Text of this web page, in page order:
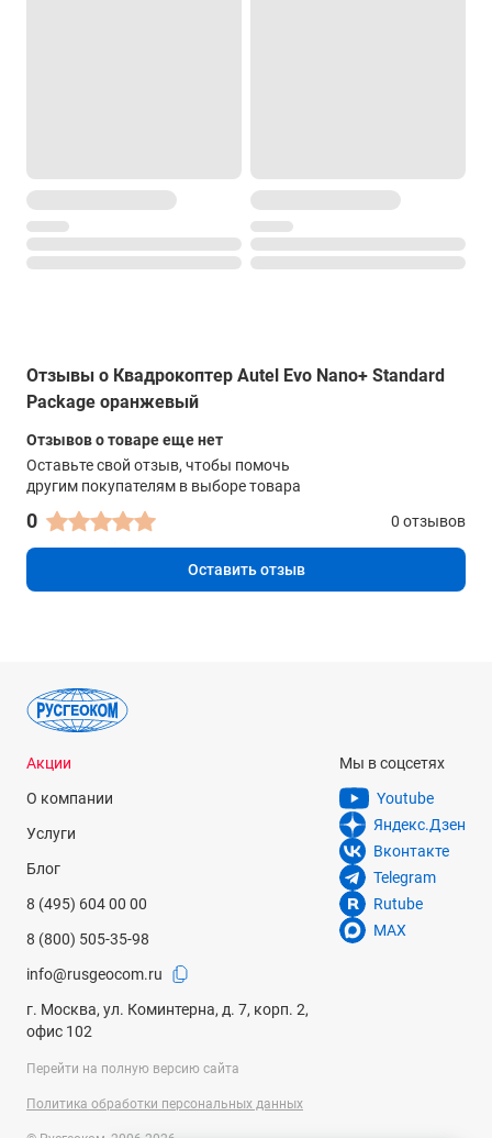
Отзывы о Квадрокоптер Autel Evo Nano+ Standard
Package оранжевый
Отзывов о товаре еще нет
Оставьте свой отзыв, чтобы помочь
другим покупателям в выборе товара
0 0 отзывов
Оставить отзыв
Акции
О компании
Услуги
Блог
8 (495) 604 00 00
8 (800) 505-35-98
info@rusgeocom.ru
г. Москва, ул. Коминтерна, д. 7, корп. 2,
офис 102
Мы в соцсетях
Youtube
Яндекс.Дзен
Вконтакте
Telegram
Rutube
MAX
Перейти на полную версию сайта
Политика обработки персональных данных